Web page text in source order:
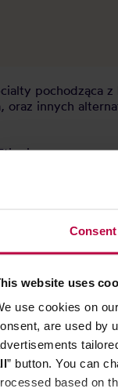
Consent
website uses
use cookies on
are used by
” button. You can
based on
pochodząca z
oraz innych
Korma,
p. m.
pkt
miejscu.